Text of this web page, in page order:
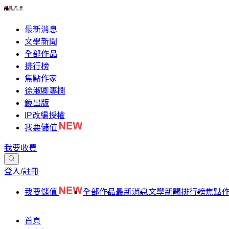
最新消息
文學新聞
全部作品
排行榜
焦點作家
徐淑卿專欄
鏡出版
IP改編授權
我要儲值
我要收費
登入/註冊
我要儲值 全部作品最新消息文學新聞排行榜焦點
首頁